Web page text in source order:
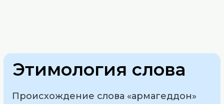
Этимология слова
Происхождение слова «армагеддон»